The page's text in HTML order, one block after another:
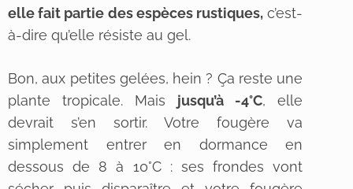
elle fait partie des espèces rustiques, c’est-
à-dire qu’elle résiste au gel.
Bon, aux petites gelées, hein ? Ça reste une
plante tropicale. Mais jusqu’à -4°C, elle
devrait s’en sortir. Votre fougère va
simplement entrer en dormance en
dessous de 8 à 10°C : ses frondes vont